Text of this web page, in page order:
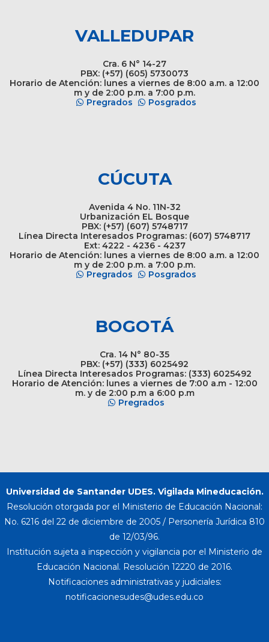
VALLEDUPAR
Cra. 6 N° 14-27
PBX: (+57) (605) 5730073
Horario de Atención: lunes a viernes de 8:00 a.m. a 12:00
m y de 2:00 p.m. a 7:00 p.m.
Pregrados
Posgrados
CÚCUTA
Avenida 4 No. 11N-32
Urbanización EL Bosque
PBX: (+57) (607) 5748717
Línea Directa Interesados Programas: (607) 5748717
Ext: 4222 - 4236 - 4237
Horario de Atención: lunes a viernes de 8:00 a.m. a 12:00
m y de 2:00 p.m. a 7:00 p.m.
Pregrados
Posgrados
BOGOTÁ
Cra. 14 N° 80-35
PBX: (+57) (333) 6025492
Línea Directa Interesados Programas: (333) 6025492
Horario de Atención: lunes a viernes de 7:00 a.m - 12:00
m. y de 2:00 p.m a 6:00 p.m
Pregrados
Universidad de Santander UDES. Vigilada Mineducación.
Resolución otorgada por el Ministerio de Educación Nacional:
No. 6216 del 22 de diciembre de 2005 / Personería Jurídica 810
de 12/03/96.
Institución sujeta a inspección y vigilancia por el Ministerio de
Educación Nacional. Resolución 12220 de 2016.
Notificaciones administrativas y judiciales: